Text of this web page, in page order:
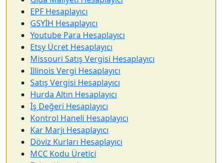
EPF Hesaplayıcı
GSYİH Hesaplayıcı
Youtube Para Hesaplayıcı
Etsy Ücret Hesaplayıcı
Missouri Satış Vergisi Hesaplayıcı
Illinois Vergi Hesaplayıcı
Satış Vergisi Hesaplayıcı
Hurda Altın Hesaplayıcı
İş Değeri Hesaplayıcı
Kontrol Haneli Hesaplayıcı
Kar Marjı Hesaplayıcı
Döviz Kurları Hesaplayıcı
MCC Kodu Üretici